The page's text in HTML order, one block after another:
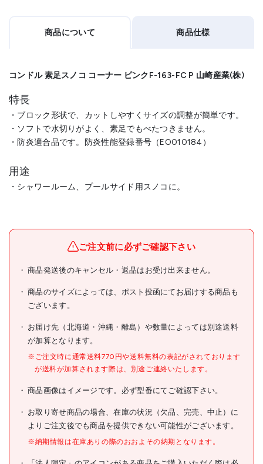
商品について
コンドル 素足スノコ コーナー ピンクF-163-FC P 山崎産業(株)
特長
・ブロック形状で、カットしやすくサイズの調整が簡単です。
・ソフトで水切りがよく、素足でもべたつきません。
・防炎適合品です。防炎性能登録番号（EO010184）
用途
・シャワールーム、プールサイド用スノコに。
商品仕様
ブランド名 コンドル
商品名
コンドル 素足スノコ コーナ
ー ピンク
型式 F-163-FC P
JANコード
仕様
●色:ピンク
●サイズ長辺(mm):75
●厚さ(mm):14
●重量(g):24防炎許可番号
(EO.010184)
●耐荷重:約2.8kg/平方センチ
ご注文前に必ずご確認下さい
商品発送後のキャンセル・返品はお受け出来ません。
商品のサイズによっては、ポスト投函にてお届けする商品も
ございます。
お届け先（北海道・沖縄・離島）や数量によっては別途送料
が加算となります。
※ご注文時に通常送料770円や送料無料の表記がされております
が送料が加算されます際は、別途ご連絡いたします。
商品画像はイメージです。必ず型番にてご確認下さい。
お取り寄せ商品の場合、在庫の状況（欠品、完売、中止）に
よりご注文後でも商品を提供できない可能性がございます。
※納期情報は在庫ありの際のおおよその納期となります。